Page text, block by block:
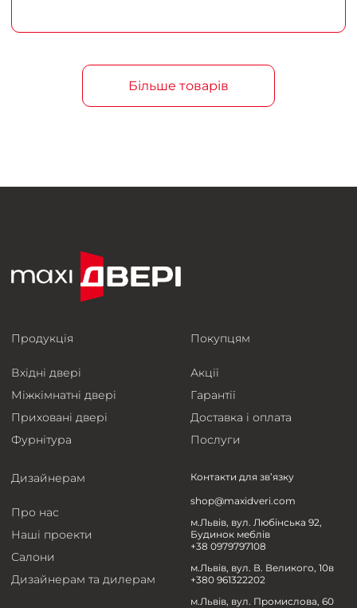
Більше товарів
Продукція
Вхідні двері
Міжкімнатні двері
Приховані двері
Фурнітура
Покупцям
Акції
Гарантії
Доставка і оплата
Послуги
Дизайнерам
Про нас
Наші проекти
Салони
Дизайнерам та дилерам
Контакти для зв’язку
shop@maxidveri.com
м.Львів, вул. Любінська 92,
Будинок меблів
+38 0979797108
м.Львів, вул. В. Великого, 10в
+380 961322202
м.Львів, вул. Промислова, 60